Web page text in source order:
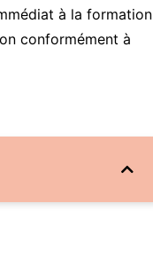
à la formation
conformément à